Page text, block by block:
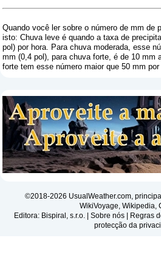
Quando você ler sobre o número de mm de
isto: Chuva leve é ​​quando a taxa de
pol) por hora. Para chuva moderada, esse
mm (0,4 pol), para chuva forte, é de 10 mm
forte tem esse número maior que 50 mm por
©2018-2026 UsualWeather.com,
WikiVoyage, Wikipedia,
Editora: Bispiral, s.r.o. | Sobre nós| Regras
protecção da